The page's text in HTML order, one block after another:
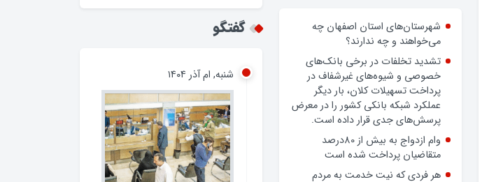
شهرستان‌های استان اصفهان چه
می‌خواهند و چه ندارند؟
تشدید تخلفات در برخی بانک‌های
خصوصی و شیوه‌های غیرشفاف در
پرداخت تسهیلات کلان، بار دیگر
عملکرد شبکه بانکی کشور را در معرض
پرسش‌های جدی قرار داده است.
وام ازدواج به بیش از 80درصد
متقاضیان پرداخت شده است
هر فردی که نیت خدمت به مردم
گفتگو
شنبه, ام آذر ۱۴۰۴